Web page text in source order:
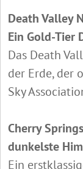
Death Valley
Ein Gold-Tier
Das Death
der Erde, der
Sky
Cherry
dunkelste
Ein